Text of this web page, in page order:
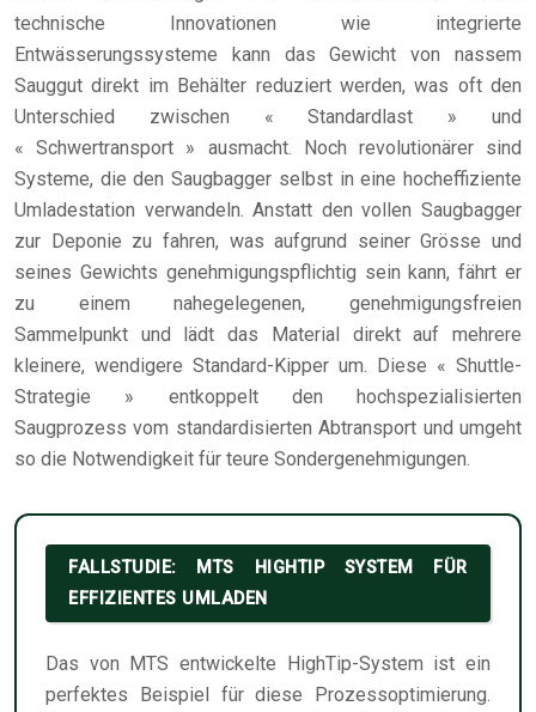
technische Innovationen wie integrierte
Entwässerungssysteme kann das Gewicht von nassem
Sauggut direkt im Behälter reduziert werden, was oft den
Unterschied zwischen « Standardlast » und
« Schwertransport » ausmacht. Noch revolutionärer sind
Systeme, die den Saugbagger selbst in eine hocheffiziente
Umladestation verwandeln. Anstatt den vollen Saugbagger
zur Deponie zu fahren, was aufgrund seiner Grösse und
seines Gewichts genehmigungspflichtig sein kann, fährt er
zu einem nahegelegenen, genehmigungsfreien
Sammelpunkt und lädt das Material direkt auf mehrere
kleinere, wendigere Standard-Kipper um. Diese « Shuttle-
Strategie » entkoppelt den hochspezialisierten
Saugprozess vom standardisierten Abtransport und umgeht
so die Notwendigkeit für teure Sondergenehmigungen.
FALLSTUDIE: MTS HIGHTIP SYSTEM FÜR
EFFIZIENTES UMLADEN
Das von MTS entwickelte HighTip-System ist ein
perfektes Beispiel für diese Prozessoptimierung.